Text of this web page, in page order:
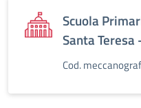
Scuola
Santa Teresa
Cod.